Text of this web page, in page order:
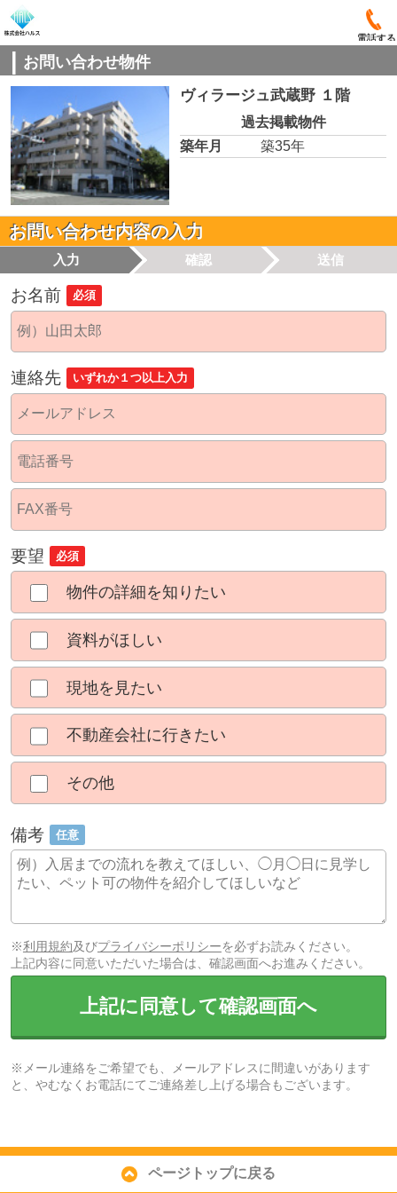
電話する
お問い合わせ物件
ヴィラージュ武蔵野 １階
過去掲載物件
築年月
築35年
お問い合わせ内容の入力
入力 確認 送信
お名前 必須
連絡先 いずれか１つ以上入力
要望 必須
物件の詳細を知りたい
資料がほしい
現地を見たい
不動産会社に行きたい
その他
備考 任意
※利用規約及びプライバシーポリシーを必ずお読みください。
上記内容に同意いただいた場合は、確認画面へお進みください。
上記に同意して確認画面へ
※メール連絡をご希望でも、メールアドレスに間違いがあります
と、やむなくお電話にてご連絡差し上げる場合もございます。
ページトップに戻る